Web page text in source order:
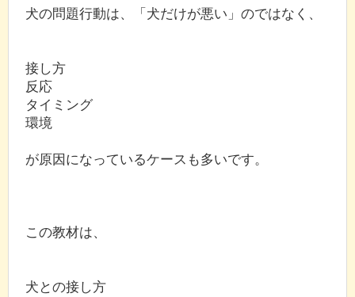
犬の問題行動は、「犬だけが悪い」のではなく、
接し方
反応
タイミング
環境
が原因になっているケースも多いです。
この教材は、
犬との接し方